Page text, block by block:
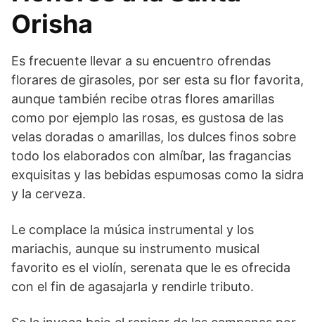
Orisha
Es frecuente llevar a su encuentro ofrendas
florares de girasoles, por ser esta su flor favorita,
aunque también recibe otras flores amarillas
como por ejemplo las rosas, es gustosa de las
velas doradas o amarillas, los dulces finos sobre
todo los elaborados con almíbar, las fragancias
exquisitas y las bebidas espumosas como la sidra
y la cerveza.
Le complace la música instrumental y los
mariachis, aunque su instrumento musical
favorito es el violín, serenata que le es ofrecida
con el fin de agasajarla y rendirle tributo.